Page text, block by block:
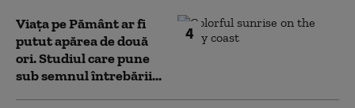
4
Viața pe Pământ ar fi
putut apărea de două
ori. Studiul care pune
sub semnul întrebării...